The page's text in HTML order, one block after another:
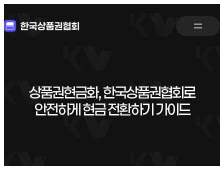
상품권현금화, 한국상품권협회로
안전하게 현금 전환하기 가이드